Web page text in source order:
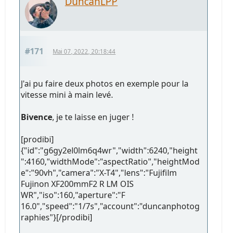
#171 Mai 07, 2022, 20:18:44
J'ai pu faire deux photos en exemple pour la
vitesse mini à main levé.
Bivence, je te laisse en juger !
[prodibi]
{"id":"g6gy2el0lm6q4wr","width":6240,"height
":4160,"widthMode":"aspectRatio","heightMod
e":"90vh","camera":"X-T4","lens":"Fujifilm
Fujinon XF200mmF2 R LM OIS
WR","iso":160,"aperture":"F
16.0","speed":"1/7s","account":"duncanphotog
raphies"}[/prodibi]